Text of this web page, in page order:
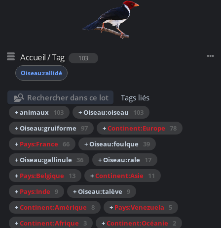
Accueil/Tag
103
Oiseau:rallidé
Rechercher dans ce lot Tags liés
+ animaux 103 + Oiseau:oiseau
103
+ Oiseau:gruiforme
97 +Continent:Europe 78
+ Pays:France 66 + Oiseau:foulque
39
+ Oiseau:gallinule
36 + Oiseau:rale
17
+ Pays:Belgique 13 +Continent:Asie
11
+ Pays:Inde 9 + Oiseau:talève
9
+Continent:Amérique 8 + Pays:Venezuela
5
+Continent:Afrique 3 +Continent:Océanie
2